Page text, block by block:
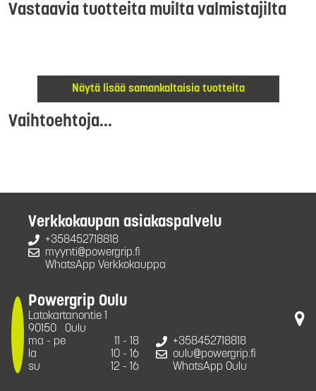
Vastaavia tuotteita muilta valmistajilta
Näytä lisää samankaltaisia tuotteita
Vaihtoehtoja...
Verkkokaupan asiakaspalvelu
+358452718818
myynti@powergrip.fi
WhatsApp Verkkokauppa
Powergrip Oulu
Latokartanontie 1
90150
Oulu
ma - pe
11 - 18
la
10 - 16
su
12 - 16
+358452718818
oulu@powergrip.fi
WhatsApp Oulu